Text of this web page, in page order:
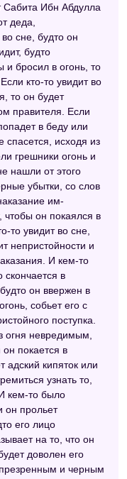
Шивананда
Ибн Абдулла
деда,
сне, будто он
будто
и бросил в огонь, то
кто-то увидит во
то он будет
правителя. Если
в беду или
спасется, исходя из
грешники огонь и
нашли от этого
убытки, со слов
им-
чтобы он покаялся в
то увидит во сне,
непристойности и
И кем-то
скончается в
он ввержен в
собьет его с
поступка.
огня невредимым,
покается в
адский кипяток или
узнать то,
кем-то было
он прольет
его лицо
на то, что он
доволен его
и черным